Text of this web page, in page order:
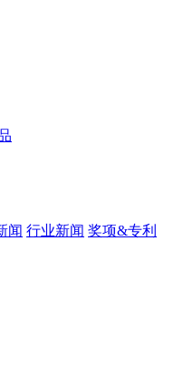
闻 行业新闻 奖项&专利